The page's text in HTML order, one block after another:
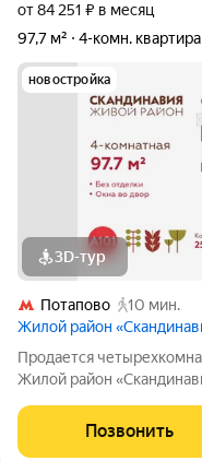
от 84 251 ₽ в месяц
97,7 м²
4-комн. квартира
новостройка
3D-тур
Потапово
10 мин.
Жилой район
Продается
Жилой район
Скандинавия, 25.6,
административный
Позвонить